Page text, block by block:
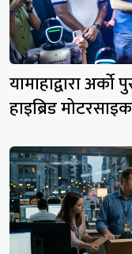
यामाहाद्वारा
हाइब्रिड